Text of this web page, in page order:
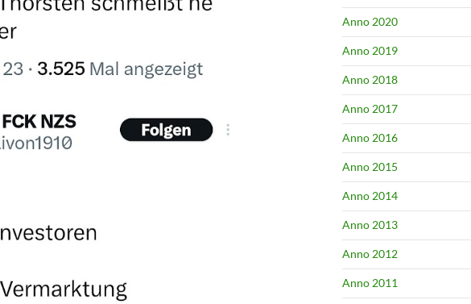
Anno 2020
Anno 2019
Anno 2018
Anno 2017
Anno 2016
Anno 2015
Anno 2014
Anno 2013
Anno 2012
Anno 2011